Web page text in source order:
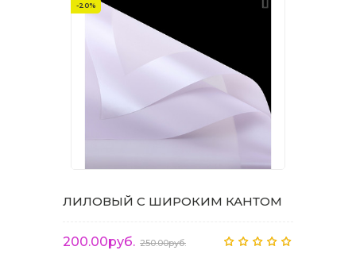
-20%
ЛИЛОВЫЙ С ШИРОКИМ КАНТОМ
200.00руб. 250.00руб.